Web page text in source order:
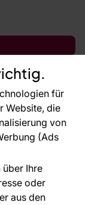
für
Website, die
von
(Ads
über Ihre
oder
aus den